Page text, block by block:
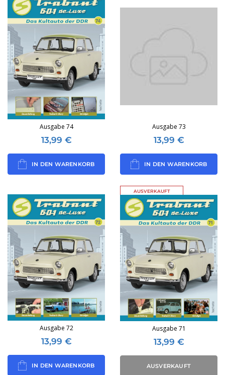
Ausgabe 74
13,99 €
IN DEN WARENKORB
Ausgabe 73
13,99 €
IN DEN WARENKORB
Ausgabe 72
13,99 €
IN DEN WARENKORB
AUSVERKAUFT
Ausgabe 71
13,99 €
AUSVERKAUFT